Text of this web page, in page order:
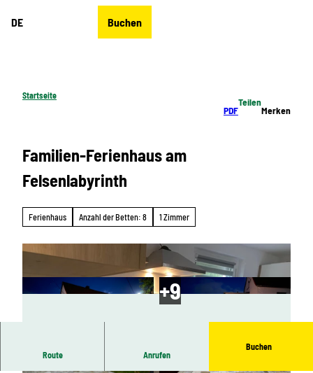
DE Buchen
Startseite
PDF
Teilen
Merken
Familien-Ferienhaus am
Felsenlabyrinth
Ferienhaus Anzahl der Betten: 8 1 Zimmer
Route Anrufen
Buchen